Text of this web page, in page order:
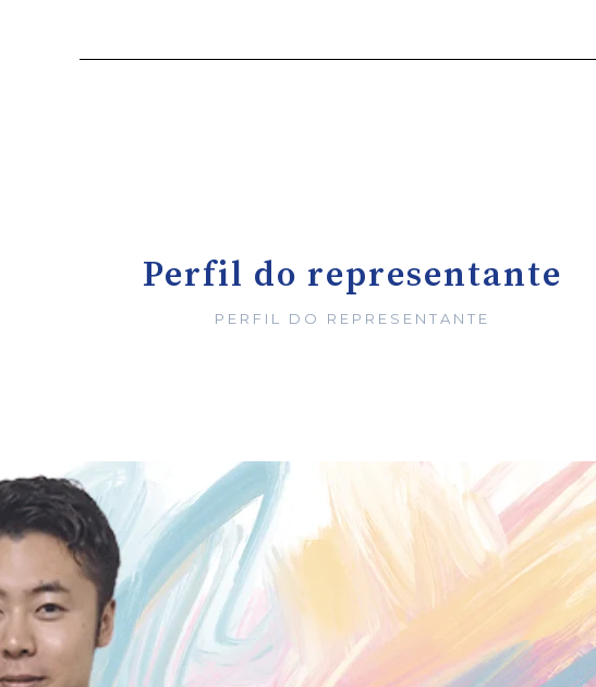
Perfil do representante
PERFIL DO REPRESENTANTE